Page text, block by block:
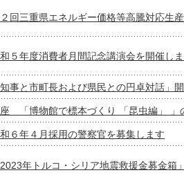
回三重県エネルギー価格等高騰対応生
５年度消費者月間記念講演会を開催し
事と市町長および県民との円卓対話」
「博物館で標本づくり 「昆虫編」 」
６年４月採用の警察官を募集します
年トルコ・シリア地震救援金募金箱